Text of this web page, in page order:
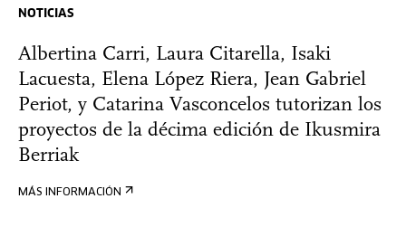
NOTICIAS
Albertina Carri, Laura Citarella, Isaki
Lacuesta, Elena López Riera, Jean Gabriel
Periot, y Catarina Vasconcelos tutorizan los
proyectos de la décima edición de Ikusmira
Berriak
MÁS INFORMACIÓN